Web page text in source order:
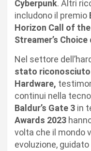
Cyberpunk. Altri
includono il premio
Horizon Call of
Streamer’s
Nel settore
stato riconosciuto
Hardware,
continui nella
Baldur’s Gate 3 in
Awards 2023
volta che il mondo
evoluzione, guidato